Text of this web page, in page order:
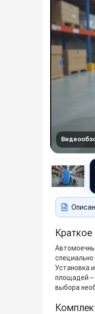
Краткое
Установка
площадей –
выбора